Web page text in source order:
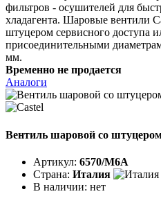
фильтров - осушителей для
хладагента. Шаровые вентили
штуцером сервисного доступа
присоединительными
мм.
Временно не продается
Аналоги
Вентиль шаровой со
Артикул: 6570/M6A
Страна: Италия
В наличии: нет